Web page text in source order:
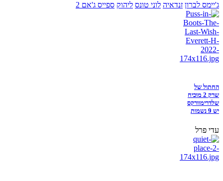
ג'יימס לברון זנדאיה לוני טונס ליהוק ספייס ג'אם 2
החתול של
שרק 2 מוכיח
שלדרימוורקס
יש 9 נשמות
עדי פרל